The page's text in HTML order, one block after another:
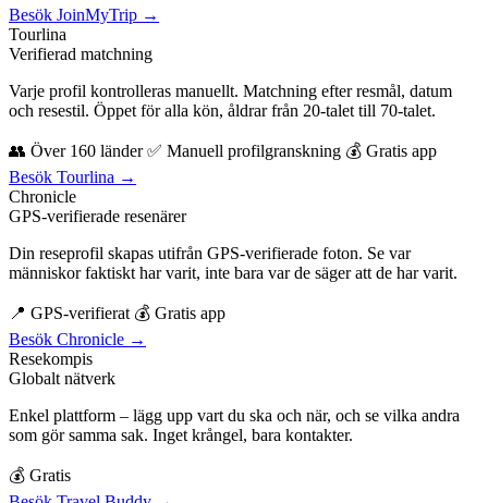
Besök JoinMyTrip →
Tourlina
Verifierad matchning
Varje profil kontrolleras manuellt. Matchning efter resmål, datum
och resestil. Öppet för alla kön, åldrar från 20-talet till 70-talet.
👥 Över 160 länder ✅ Manuell profilgranskning 💰 Gratis app
Besök Tourlina →
Chronicle
GPS-verifierade resenärer
Din reseprofil skapas utifrån GPS-verifierade foton. Se var
människor faktiskt har varit, inte bara var de säger att de har varit.
📍 GPS-verifierat 💰 Gratis app
Besök Chronicle →
Resekompis
Globalt nätverk
Enkel plattform – lägg upp vart du ska och när, och se vilka andra
som gör samma sak. Inget krångel, bara kontakter.
💰 Gratis